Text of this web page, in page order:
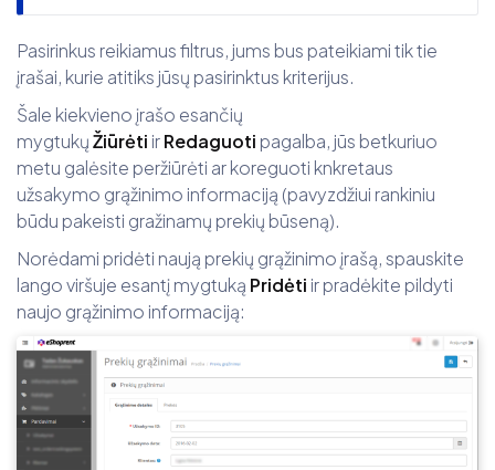
Pasirinkus reikiamus filtrus, jums bus pateikiami tik tie
įrašai, kurie atitiks jūsų pasirinktus kriterijus.
Šale kiekvieno įrašo esančių
mygtukųŽiūrėti irRedaguoti pagalba, jūs betkuriuo
metu galėsite peržiūrėti ar koreguoti knkretaus
užsakymo grąžinimo informaciją (pavyzdžiui rankiniu
būdu pakeisti gražinamų prekių būseną).
Norėdami pridėti naują prekių grąžinimo įrašą, spauskite
lango viršuje esantį mygtuką Pridėti ir pradėkite pildyti
naujo grąžinimo informaciją: